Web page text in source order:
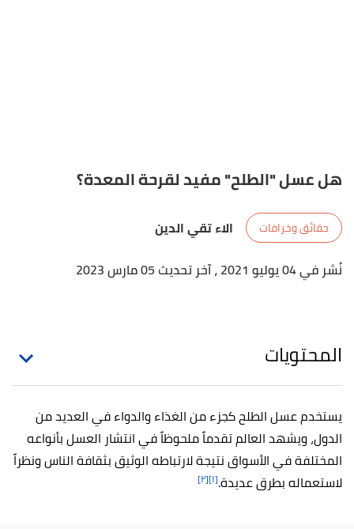
هل عسل "الطلح" مفيد لقرحة المعدة؟
حقائق وخرافات
الاء تقي الدين
نُشر في 04 يوليو 2021
، آخر تحديث 05 مارس 2023
المحتويات
يستخدم عسل الطلح كجزء من الغذاء والدواء في العديد من
الدول، ويشهد العالم تقدماً ملحوظاً في انتشار العسل بأنواعه
المختلفة في الأسواق نتيجة لارتباطه الوثيق بثقافة الناس ونظراً
لاستعماله بطرق عديدة.[١] [٢]